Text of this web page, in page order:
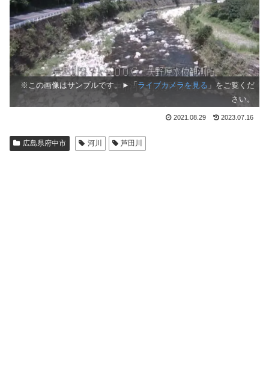
※この画像はサンプルです。►「ライブカメラを見る 」をご覧くだ
さい。
2021.08.29 2023.07.16
広島県府中市 河川 芦田川